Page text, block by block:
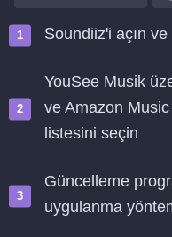
Soundiiz'i açın
YouSee Musik
ve Amazon
listesini seçin
Güncelleme
uygulanma